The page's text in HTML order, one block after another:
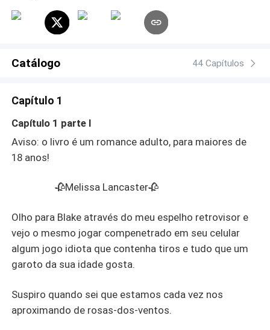
Catálogo 44 Capítulos
Capítulo 1
Capítulo 1 parte I
Aviso: o livro é um romance adulto, para maiores de
18 anos!
🥀Melissa Lancaster🥀
Olho para Blake através do meu espelho retrovisor e
vejo o mesmo jogar compenetrado em seu celular
algum jogo idiota que contenha tiros e tudo que um
garoto da sua idade gosta.
Suspiro quando sei que estamos cada vez nos
aproximando de rosas-dos-ventos.